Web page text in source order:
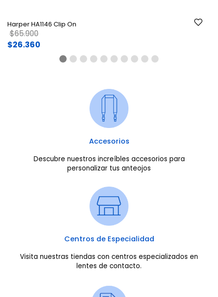
Harper HA1146 Clip On
Price reduced from
$65.900to
$26.360
Accesorios
Descubre nuestros increíbles accesorios para
personalizar tus anteojos
Centros de Especialidad
Visita nuestras tiendas con centros especializados en
lentes de contacto.